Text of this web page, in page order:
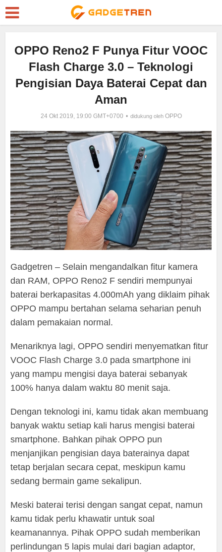
OPPO Reno2 F Punya Fitur VOOC
Flash Charge 3.0 – Teknologi
Pengisian Daya Baterai Cepat dan
Aman
24 Okt 2019, 19:00 GMT+0700 didukung oleh OPPO
Gadgetren – Selain mengandalkan fitur kamera
dan RAM, OPPO Reno2 F sendiri mempunyai
baterai berkapasitas 4.000mAh yang diklaim pihak
OPPO mampu bertahan selama seharian penuh
dalam pemakaian normal.
Menariknya lagi, OPPO sendiri menyematkan fitur
VOOC Flash Charge 3.0 pada smartphone ini
yang mampu mengisi daya baterai sebanyak
100% hanya dalam waktu 80 menit saja.
Dengan teknologi ini, kamu tidak akan membuang
banyak waktu setiap kali harus mengisi baterai
smartphone. Bahkan pihak OPPO pun
menjanjikan pengisian daya baterainya dapat
tetap berjalan secara cepat, meskipun kamu
sedang bermain game sekalipun.
Meski baterai terisi dengan sangat cepat, namun
kamu tidak perlu khawatir untuk soal
keamanannya. Pihak OPPO sudah memberikan
perlindungan 5 lapis mulai dari bagian adaptor,